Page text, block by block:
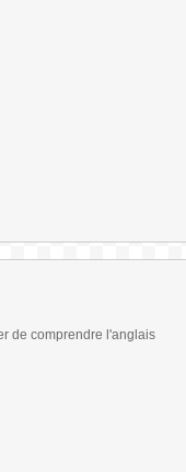
de comprendre l'anglais